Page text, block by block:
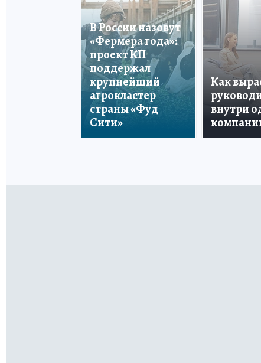
В России назовут
«Фермера года»:
проект КП
поддержал
крупнейший
агрокластер
страны «Фуд
Сити»
Как
внутри